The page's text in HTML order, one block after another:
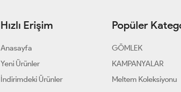
Hızlı Erişim
Anasayfa
Yeni Ürünler
İndirimdeki Ürünler
Popüler
GÖMLEK
KAMPANYALAR
Meltem Koleksiyonu